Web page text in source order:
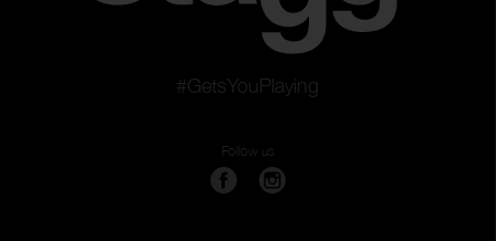
#GetsYouPlaying
Follow us